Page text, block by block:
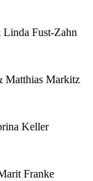
Linda Fust-Zahn
Matthias Markitz
Keller
Franke